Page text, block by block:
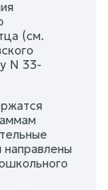
(см.
N 33-